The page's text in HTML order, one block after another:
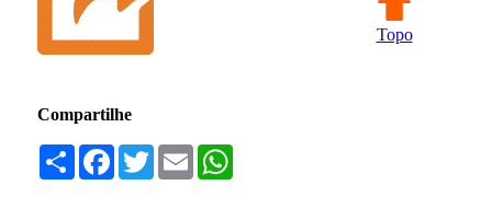
Topo
Compartilhe
Compartilhar
Facebook
TwitterEmail